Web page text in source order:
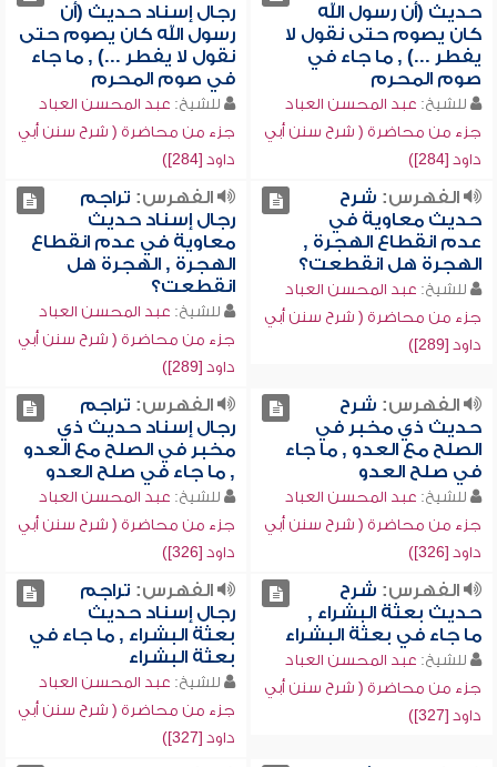
حديث (أن رسول الله
كان يصوم حتى نقول لا
يفطر ...) , ما جاء في
صوم المحرم
للشيخ: عبد المحسن العباد
جزء من محاضرة ( شرح سنن أبي
داود [284])
رجال إسناد حديث (أن
رسول الله كان يصوم حتى
نقول لا يفطر ...) , ما جاء
في صوم المحرم
للشيخ: عبد المحسن العباد
جزء من محاضرة ( شرح سنن أبي
داود [284])
الفهرس: شرح
حديث معاوية في
عدم انقطاع الهجرة ,
الهجرة هل انقطعت؟
للشيخ: عبد المحسن العباد
جزء من محاضرة ( شرح سنن أبي
داود [289])
الفهرس: تراجم
رجال إسناد حديث
معاوية في عدم انقطاع
الهجرة , الهجرة هل
انقطعت؟
للشيخ: عبد المحسن العباد
جزء من محاضرة ( شرح سنن أبي
داود [289])
الفهرس: شرح
حديث ذي مخبر في
الصلح مع العدو , ما جاء
في صلح العدو
للشيخ: عبد المحسن العباد
جزء من محاضرة ( شرح سنن أبي
داود [326])
الفهرس: تراجم
رجال إسناد حديث ذي
مخبر في الصلح مع العدو
, ما جاء في صلح العدو
للشيخ: عبد المحسن العباد
جزء من محاضرة ( شرح سنن أبي
داود [326])
الفهرس: شرح
حديث بعثة البشراء ,
ما جاء في بعثة البشراء
للشيخ: عبد المحسن العباد
جزء من محاضرة ( شرح سنن أبي
داود [327])
الفهرس: تراجم
رجال إسناد حديث
بعثة البشراء , ما جاء في
بعثة البشراء
للشيخ: عبد المحسن العباد
جزء من محاضرة ( شرح سنن أبي
داود [327])